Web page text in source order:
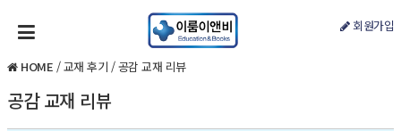
회원가입
HOME /교재 후기 /공감 교재 리뷰
공감 교재 리뷰